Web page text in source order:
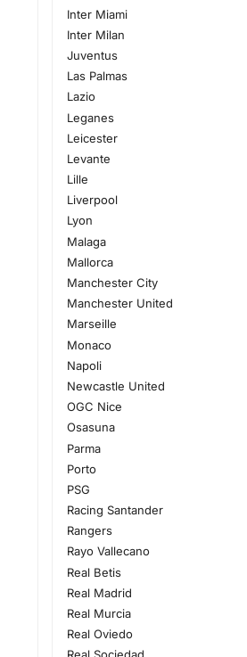
Inter Miami
Inter Milan
Juventus
Las Palmas
Lazio
Leganes
Leicester
Levante
Lille
Liverpool
Lyon
Malaga
Mallorca
Manchester City
Manchester United
Marseille
Monaco
Napoli
Newcastle United
OGC Nice
Osasuna
Parma
Porto
PSG
Racing Santander
Rangers
Rayo Vallecano
Real Betis
Real Madrid
Real Murcia
Real Oviedo